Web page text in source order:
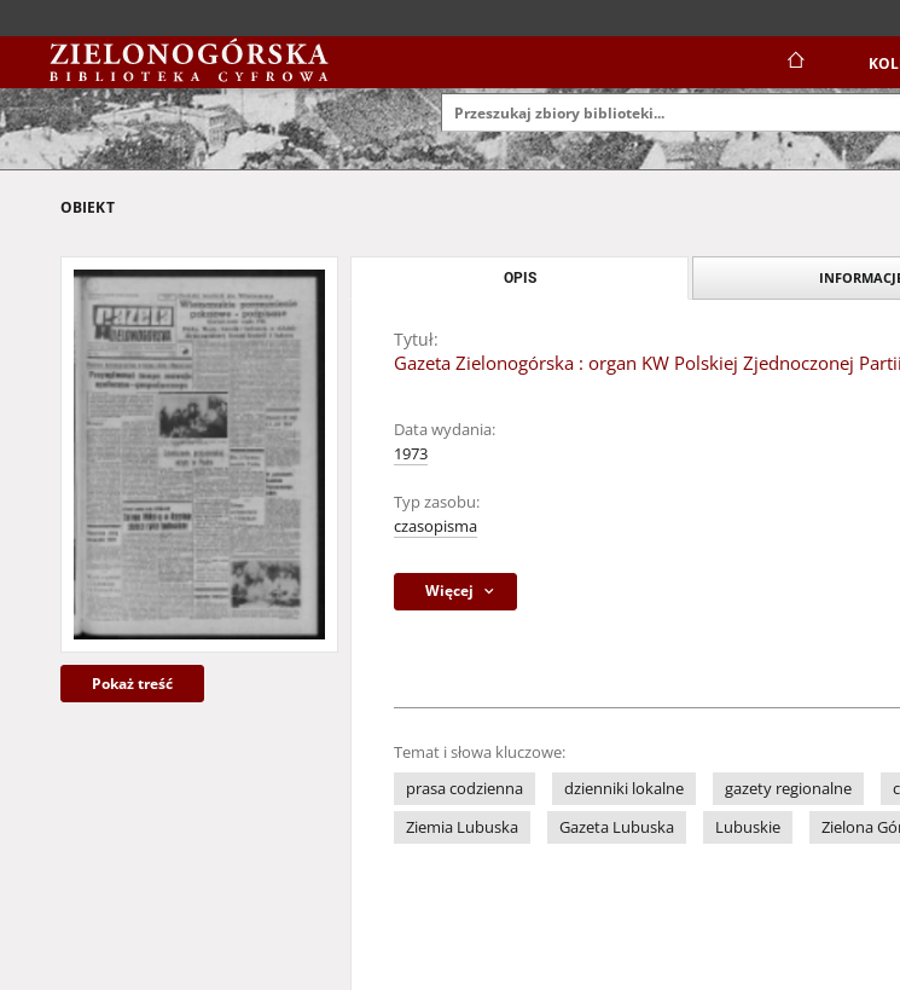
OBIEKT
Pokaż treść
OPIS
Tytuł:
Gazeta Zielonogórska : organ KW Polskiej Zjednoczonej
Data wydania:
1973
Typ zasobu:
czasopisma
Więcej
Temat i słowa kluczowe:
prasa codzienna
dzienniki lokalne gazety regionalne
Ziemia Lubuska
Gazeta Lubuska Lubuskie Zielona